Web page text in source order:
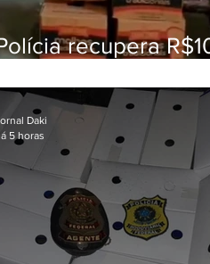
recupera
Fluminense
Daki
5 horas